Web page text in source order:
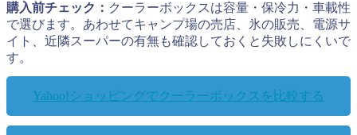
購入前チェック： クーラーボックスは容量・保冷力・車載性
で選びます。あわせてキャンプ場の売店、氷の販売、電源サ
イト、近隣スーパーの有無も確認しておくと失敗しにくいで
す。
Yahoo!ショッピングでクーラーボックスを比較する